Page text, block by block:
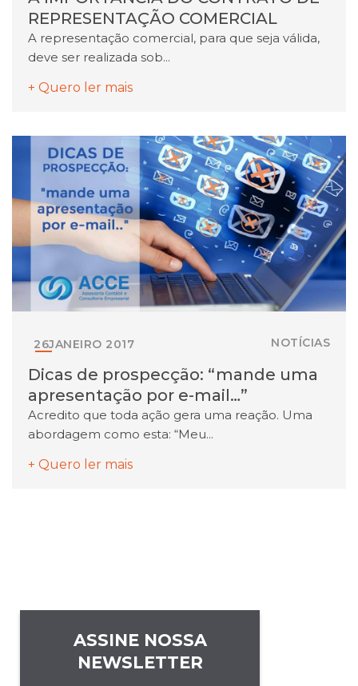
REPRESENTAÇÃO COMERCIAL
A representação comercial, para que seja válida,
deve ser realizada sob...
+ Quero ler mais
26JANEIRO 2017 NOTÍCIAS
Dicas de prospecção: “mande uma
apresentação por e-mail…”
Acredito que toda ação gera uma reação. Uma
abordagem como esta: “Meu...
+ Quero ler mais
ASSINE NOSSA
NEWSLETTER